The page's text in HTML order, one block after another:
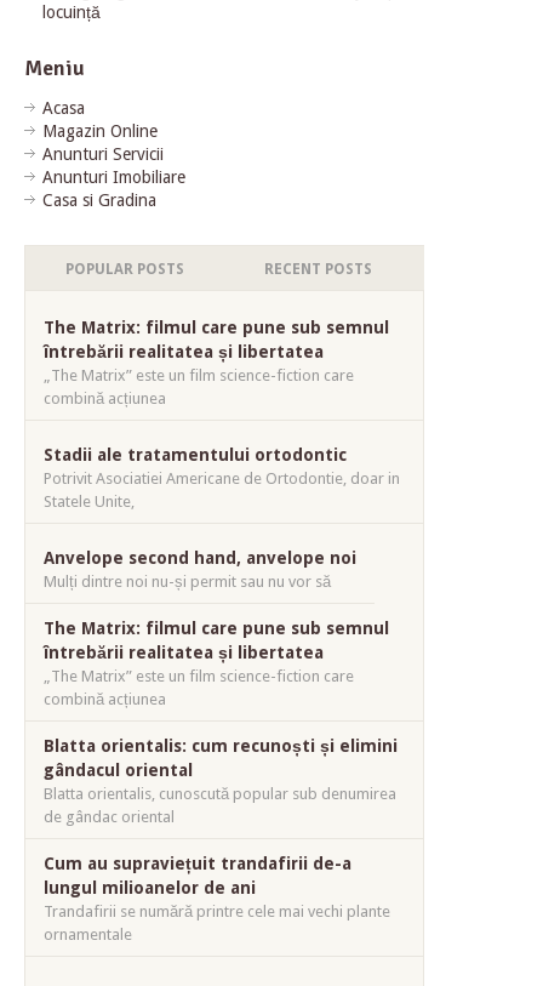
locuință
Meniu
Acasa
Magazin Online
Anunturi Servicii
Anunturi Imobiliare
Casa si Gradina
POPULAR POSTS RECENT POSTS
The Matrix: filmul care pune sub semnul
întrebării realitatea și libertatea
„The Matrix” este un film science-fiction care
combină acțiunea
Stadii ale tratamentului ortodontic
Potrivit Asociatiei Americane de Ortodontie, doar in
Statele Unite,
Anvelope second hand, anvelope noi
Mulți dintre noi nu-și permit sau nu vor să
The Matrix: filmul care pune sub semnul
întrebării realitatea și libertatea
„The Matrix” este un film science-fiction care
combină acțiunea
Blatta orientalis: cum recunoști și elimini
gândacul oriental
Blatta orientalis, cunoscută popular sub denumirea
de gândac oriental
Cum au supraviețuit trandafirii de-a
lungul milioanelor de ani
Trandafirii se numără printre cele mai vechi plante
ornamentale